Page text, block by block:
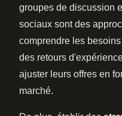
groupes de discussion
sociaux sont des
comprendre les
des retours
ajuster leurs offres en
marché.